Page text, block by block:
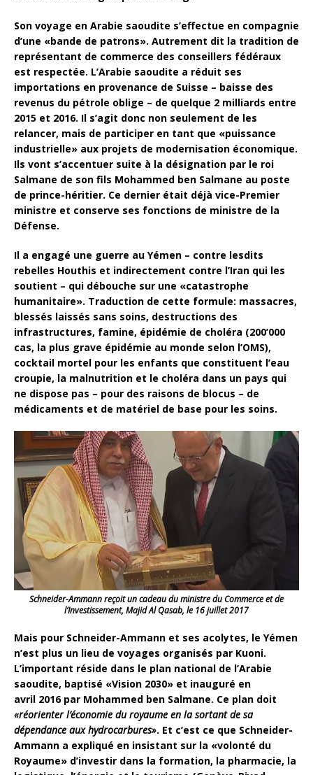
Son voyage en Arabie saoudite s’effectue en compagnie
d’une «bande de patrons». Autrement dit la tradition de
représentant de commerce des conseillers fédéraux
est respectée. L’Arabie saoudite a réduit ses
importations en provenance de Suisse – baisse des
revenus du pétrole oblige – de quelque 2 milliards entre
2015 et 2016. Il s’agit donc non seulement de les
relancer, mais de participer en tant que «puissance
industrielle» aux projets de modernisation économique.
Ils vont s’accentuer suite à la désignation par le roi
Salmane de son fils Mohammed ben Salmane au poste
de prince-héritier. Ce dernier était déjà vice-Premier
ministre et conserve ses fonctions de ministre de la
Défense.
Il a engagé une guerre au Yémen – contre lesdits
rebelles Houthis et indirectement contre l’Iran qui les
soutient – qui débouche sur une «catastrophe
humanitaire». Traduction de cette formule: massacres,
blessés laissés sans soins, destructions des
infrastructures, famine, épidémie de choléra (200’000
cas, la plus grave épidémie au monde selon l’OMS),
cocktail mortel pour les enfants que constituent l’eau
croupie, la malnutrition et le choléra dans un pays qui
ne dispose pas – pour des raisons de blocus – de
médicaments et de matériel de base pour les soins.
Schneider-Ammann reçoit un cadeau du ministre du Commerce et de
l’Investissement, Majid Al Qasab, le 16 juillet 2017
Mais pour Schneider-Ammann et ses acolytes, le Yémen
n’est plus un lieu de voyages organisés par Kuoni.
L’important réside dans le plan national de l’Arabie
saoudite, baptisé «Vision 2030» et inauguré en
avril 2016 par Mohammed ben Salmane. Ce plan doit
«réorienter l’économie du royaume en la sortant de sa
dépendance aux hydrocarbures». Et c’est ce que Schneider-
Ammann a expliqué en insistant sur la «volonté du
Royaume» d’investir dans la formation, la pharmacie, la